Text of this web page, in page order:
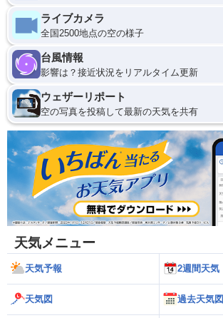
ライブカメラ
全国2500地点の空の様子
台風情報
影響は？接近状況をリアルタイム更新
ウェザーリポート
空の写真を投稿して最新の天気を共有
天気メニュー
天気予報 2週間天気
天気図 過去天気図